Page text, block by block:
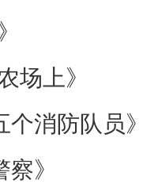
场上》
消防队员》
》